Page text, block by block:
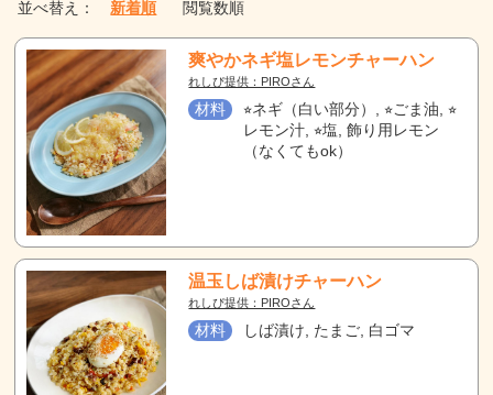
並べ替え： 新着順 閲覧数順
爽やかネギ塩レモンチャーハン
れしぴ提供：PIROさん
材料
⭐︎ネギ（白い部分）, ⭐︎ごま油, ⭐︎
レモン汁, ⭐︎塩, 飾り用レモン
（なくてもok）
温玉しば漬けチャーハン
れしぴ提供：PIROさん
材料 しば漬け, たまご, 白ゴマ